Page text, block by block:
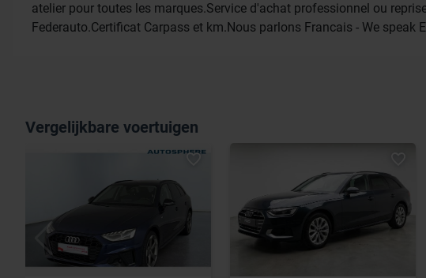
atelier pour toutes les marques.Service d'achat professionnel ou
Federauto.Certificat Carpass et km.Nous parlons Francais - We speak
Vergelijkbare voertuigen